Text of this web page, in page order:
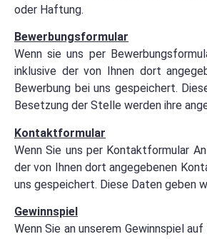
oder Haftung.
Bewerbungsformular
Wenn sie uns per
inklusive der von Ihnen dort
Bewerbung bei uns gespeichert.
Besetzung der Stelle werden ihre
Kontaktformular
Wenn Sie uns per Kontaktformular
der von Ihnen dort angegebenen
uns gespeichert. Diese Daten geben
Gewinnspiel
Wenn Sie an unserem Gewinnspiel